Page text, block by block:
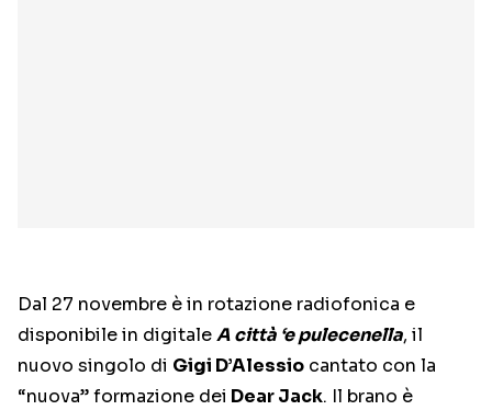
Dal 27 novembre è in rotazione radiofonica e
disponibile in digitaleA città ‘e pulecenella, il
nuovo singolo di Gigi D’Alessio cantato con la
“nuova” formazione dei Dear Jack. Il brano è